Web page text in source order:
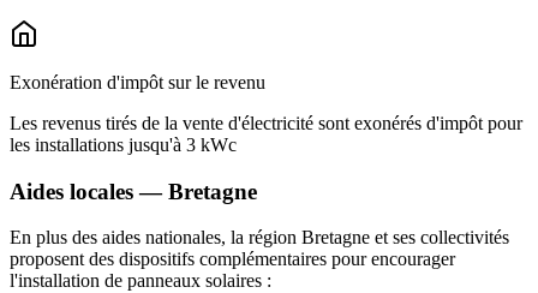
Exonération d'impôt sur le revenu
Les revenus tirés de la vente d'électricité sont exonérés d'impôt pour
les installations jusqu'à 3 kWc
Aides locales —Bretagne
En plus des aides nationales, la région Bretagne et ses collectivités
proposent des dispositifs complémentaires pour encourager
l'installation de panneaux solaires :